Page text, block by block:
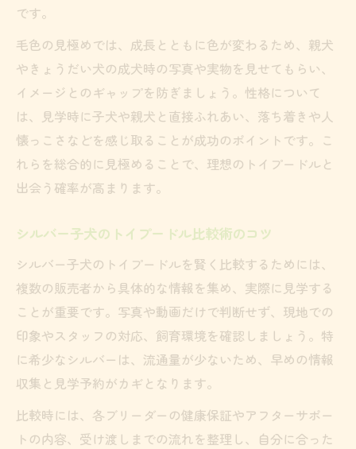
です。
毛色の見極めでは、成長とともに色が変わるため、親犬
やきょうだい犬の成犬時の写真や実物を見せてもらい、
イメージとのギャップを防ぎましょう。性格について
は、見学時に子犬や親犬と直接ふれあい、落ち着きや人
懐っこさなどを感じ取ることが成功のポイントです。こ
れらを総合的に見極めることで、理想のトイプードルと
出会う確率が高まります。
シルバー子犬のトイプードル比較術のコツ
シルバー子犬のトイプードルを賢く比較するためには、
複数の販売者から具体的な情報を集め、実際に見学する
ことが重要です。写真や動画だけで判断せず、現地での
印象やスタッフの対応、飼育環境を確認しましょう。特
に希少なシルバーは、流通量が少ないため、早めの情報
収集と見学予約がカギとなります。
比較時には、各ブリーダーの健康保証やアフターサポー
トの内容、受け渡しまでの流れを整理し、自分に合った